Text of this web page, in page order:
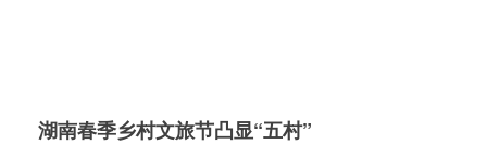
湖南春季乡村文旅节凸显“五村”